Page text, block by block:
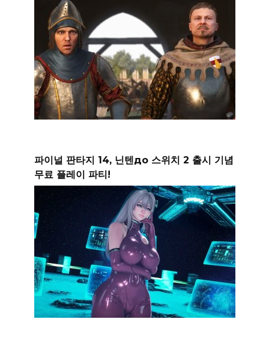
파이널 판타지 14, 닌텐до 스위치 2 출시 기념
무료 플레이 파티!